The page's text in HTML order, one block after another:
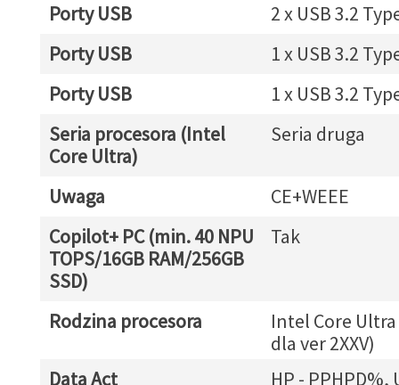
Porty USB
2 x USB 3.2
Porty USB
1 x USB 3.2
Porty USB
1 x USB 3.2
Seria procesora (Intel
Core Ultra)
Seria druga
Uwaga
CE+WEEE
Copilot+ PC (min. 40 NPU
TOPS/16GB RAM/256GB
SSD)
Tak
Rodzina procesora
Intel Core
dla ver 2XXV)
Data Act
HP - PPHPD%,